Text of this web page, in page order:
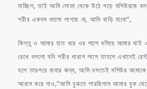
যাচ্ছিল, তাই আমি সোফা থেকে উঠে পড়ে মশিউরকে
শরীর একদম ভালো লাগছে না, আমি বাড়ি যাবো”,
কিন্তু ও আমার হাত ধরে ওর পাশে বসিয়ে আমার থাই
রেখে বললো যদি শরীর খারাপ লাগে তাহলে এখানেই
হলে তারপরে যাবার জন্য, আমি বসতেই মশিউর
আরাম করে নাও,”আমি বুঝতে পারছিলাম আমার বুক